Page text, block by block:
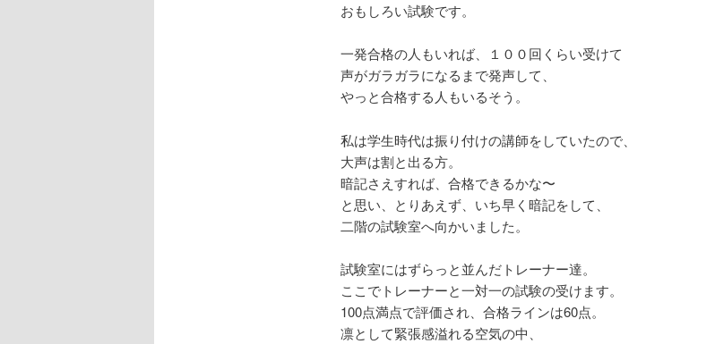
おもしろい試験です。
一発合格の人もいれば、１００回くらい受けて
声がガラガラになるまで発声して、
やっと合格する人もいるそう。
私は学生時代は振り付けの講師をしていたので、
大声は割と出る方。
暗記さえすれば、合格できるかな〜
と思い、とりあえず、いち早く暗記をして、
二階の試験室へ向かいました。
試験室にはずらっと並んだトレーナー達。
ここでトレーナーと一対一の試験の受けます。
100点満点で評価され、合格ラインは60点。
凛として緊張感溢れる空気の中、